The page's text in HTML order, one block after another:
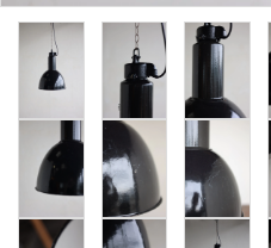
卸販売
デザイナーまとめ
アフターケア
メンテナンスについて